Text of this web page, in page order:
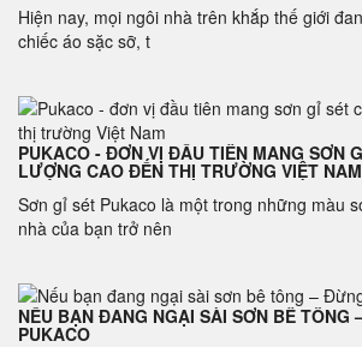
Hiện nay, mọi ngôi nhà trên khắp thế giới
chiếc áo sặc sỡ, t
PUKACO - ĐƠN VỊ ĐẦU TIÊN MANG SƠN
LƯỢNG CAO ĐẾN THỊ TRƯỜNG VIỆT NAM
Sơn gỉ sét Pukaco là một trong những màu
nhà của bạn trở nên
NẾU BẠN ĐANG NGẠI SÀI SƠN BÊ
PUKACO